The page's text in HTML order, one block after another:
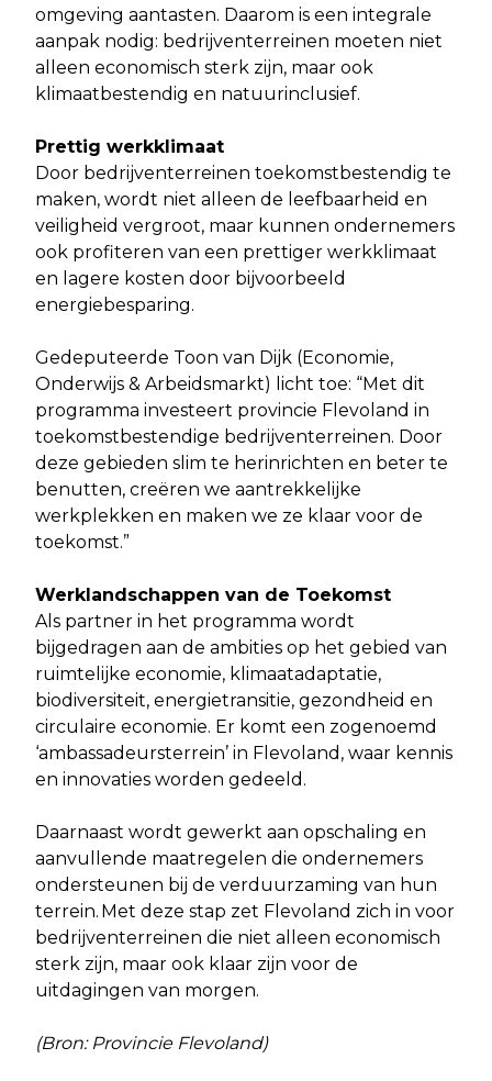
omgeving aantasten. Daarom is een integrale
aanpak nodig: bedrijventerreinen moeten niet
alleen economisch sterk zijn, maar ook
klimaatbestendig en natuurinclusief.
Prettig werkklimaat
Door bedrijventerreinen toekomstbestendig te
maken, wordt niet alleen de leefbaarheid en
veiligheid vergroot, maar kunnen ondernemers
ook profiteren van een prettiger werkklimaat
en lagere kosten door bijvoorbeeld
energiebesparing.
Gedeputeerde Toon van Dijk (Economie,
Onderwijs & Arbeidsmarkt) licht toe: “Met dit
programma investeert provincie Flevoland in
toekomstbestendige bedrijventerreinen. Door
deze gebieden slim te herinrichten en beter te
benutten, creëren we aantrekkelijke
werkplekken en maken we ze klaar voor de
toekomst.”
Werklandschappen van de Toekomst
Als partner in het programma wordt
bijgedragen aan de ambities op het gebied van
ruimtelijke economie, klimaatadaptatie,
biodiversiteit, energietransitie, gezondheid en
circulaire economie. Er komt een zogenoemd
‘ambassadeursterrein’ in Flevoland, waar kennis
en innovaties worden gedeeld.
Daarnaast wordt gewerkt aan opschaling en
aanvullende maatregelen die ondernemers
ondersteunen bij de verduurzaming van hun
terrein. Met deze stap zet Flevoland zich in voor
bedrijventerreinen die niet alleen economisch
sterk zijn, maar ook klaar zijn voor de
uitdagingen van morgen.
(Bron: Provincie Flevoland)